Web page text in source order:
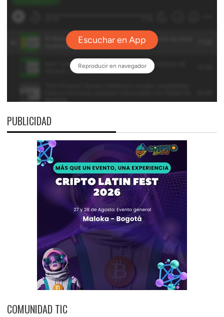
PUBLICIDAD
COMUNIDAD TIC